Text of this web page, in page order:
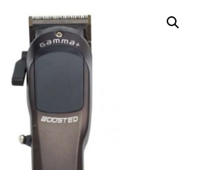
€.
es:
126,58 €.